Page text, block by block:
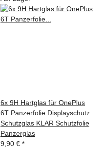
6x 9H Hartglas für OnePlus
6T Panzerfolie Displayschutz
Schutzglas KLAR Schutzfolie
Panzerglas
9,90 € *